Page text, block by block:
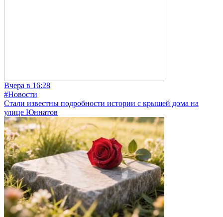
Вчера в 16:28
#Новости
Стали известны подробности истории с крышей дома на
улице Юннатов